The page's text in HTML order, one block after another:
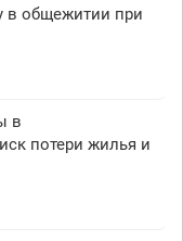
в общежитии при
в
потери жилья и